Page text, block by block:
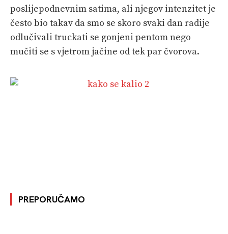
poslijepodnevnim satima, ali njegov intenzitet je
često bio takav da smo se skoro svaki dan radije
odlučivali truckati se gonjeni pentom nego
mučiti se s vjetrom jačine od tek par čvorova.
PREPORUČAMO